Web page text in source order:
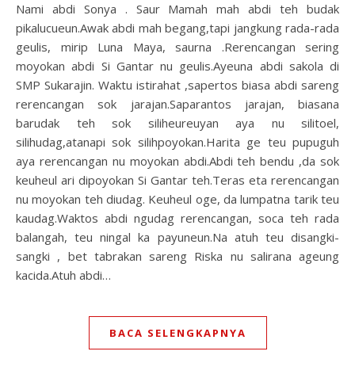
Nami abdi Sonya . Saur Mamah mah abdi teh budak
pikalucueun.Awak abdi mah begang,tapi jangkung rada-rada
geulis, mirip Luna Maya, saurna .Rerencangan sering
moyokan abdi Si Gantar nu geulis.Ayeuna abdi sakola di
SMP Sukarajin. Waktu istirahat ,sapertos biasa abdi sareng
rerencangan sok jarajan.Saparantos jarajan, biasana
barudak teh sok siliheureuyan aya nu silitoel,
silihudag,atanapi sok silihpoyokan.Harita ge teu pupuguh
aya rerencangan nu moyokan abdi.Abdi teh bendu ,da sok
keuheul ari dipoyokan Si Gantar teh.Teras eta rerencangan
nu moyokan teh diudag. Keuheul oge, da lumpatna tarik teu
kaudag.Waktos abdi ngudag rerencangan, soca teh rada
balangah, teu ningal ka payuneun.Na atuh teu disangki-
sangki , bet tabrakan sareng Riska nu salirana ageung
kacida.Atuh abdi…
BACA SELENGKAPNYA